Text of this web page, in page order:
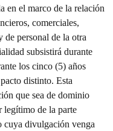
en el marco de la relación
comerciales,
de personal de la otra
subsistirá durante
los cinco (5) años
distinto. Esta
que sea de dominio
legítimo de la parte
cuya divulgación venga